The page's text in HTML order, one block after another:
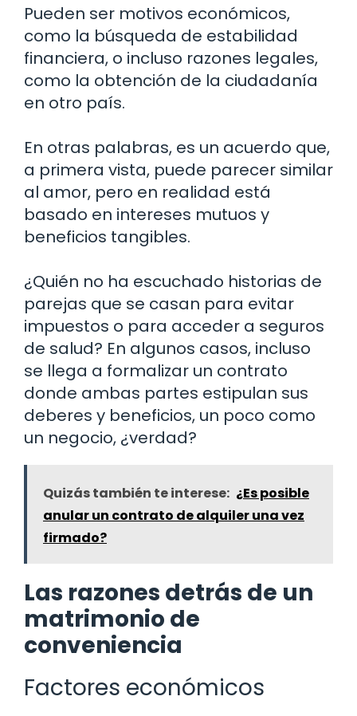
Pueden ser motivos económicos,
como la búsqueda de estabilidad
financiera, o incluso razones legales,
como la obtención de la ciudadanía
en otro país.
En otras palabras, es un acuerdo que,
a primera vista, puede parecer similar
al amor, pero en realidad está
basado en intereses mutuos y
beneficios tangibles.
¿Quién no ha escuchado historias de
parejas que se casan para evitar
impuestos o para acceder a seguros
de salud? En algunos casos, incluso
se llega a formalizar un contrato
donde ambas partes estipulan sus
deberes y beneficios, un poco como
un negocio, ¿verdad?
Quizás también te interese: ¿Es posible
anular un contrato de alquiler una vez
firmado?
Las razones detrás de un
matrimonio de
conveniencia
Factores económicos